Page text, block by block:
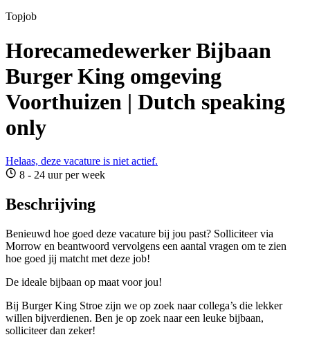
Topjob
Horecamedewerker Bijbaan
Burger King omgeving
Voorthuizen | Dutch speaking
only
Helaas, deze vacature is niet actief.
8 - 24 uur per week
Beschrijving
Benieuwd hoe goed deze vacature bij jou past? Solliciteer via
Morrow en beantwoord vervolgens een aantal vragen om te zien
hoe goed jij matcht met deze job!
De ideale bijbaan op maat voor jou!
Bij Burger King Stroe zijn we op zoek naar collega’s die lekker
willen bijverdienen. Ben je op zoek naar een leuke bijbaan,
solliciteer dan zeker!